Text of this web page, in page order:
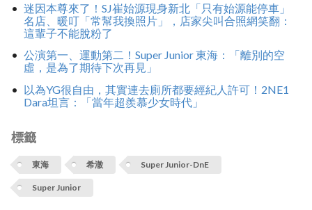
迷因本尊來了！SJ崔始源現身新北「只有始源能停車」
名店、暖叮「常幫我換照片」，店家尖叫合照網笑翻：
這輩子不能脫粉了
公演第一、運動第二！Super Junior 東海：「離別的空
虛，是為了期待下次再見」
以為YG很自由，其實連去廁所都要經紀人許可！2NE1
Dara坦言：「當年超羨慕少女時代」
標籤
東海 希澈 Super Junior-DnE
Super Junior